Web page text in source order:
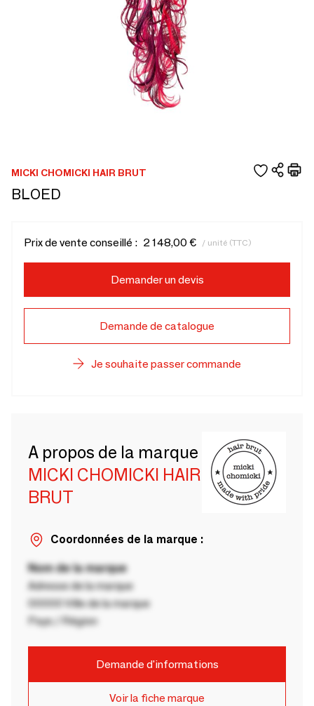
MICKI CHOMICKI HAIR BRUT
BLOED
Prix de vente conseillé : 2 148,00 € / unité (TTC)
Demander un devis
Demande de catalogue
Je souhaite passer commande
A propos de la marque
MICKI CHOMICKI HAIR
BRUT
Coordonnées de la marque :
Nom de la marque
Adresse de la marque
00000 Ville de la marque
Pays / Région
Demande d'informations
Voir la fiche marque